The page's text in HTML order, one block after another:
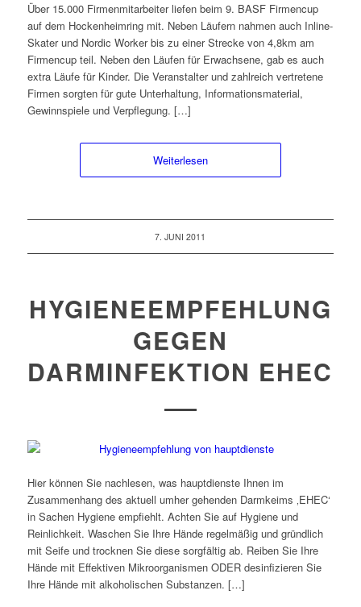
Über 15.000 Firmenmitarbeiter liefen beim 9. BASF Firmencup
auf dem Hockenheimring mit. Neben Läufern nahmen auch Inline-
Skater und Nordic Worker bis zu einer Strecke von 4,8km am
Firmencup teil. Neben den Läufen für Erwachsene, gab es auch
extra Läufe für Kinder. Die Veranstalter und zahlreich vertretene
Firmen sorgten für gute Unterhaltung, Informationsmaterial,
Gewinnspiele und Verpflegung. […]
Weiterlesen
7. JUNI 2011
HYGIENEEMPFEHLUNG
GEGEN
DARMINFEKTION EHEC
Hier können Sie nachlesen, was hauptdienste Ihnen im
Zusammenhang des aktuell umher gehenden Darmkeims ‚EHEC‘
in Sachen Hygiene empfiehlt. Achten Sie auf Hygiene und
Reinlichkeit. Waschen Sie Ihre Hände regelmäßig und gründlich
mit Seife und trocknen Sie diese sorgfältig ab. Reiben Sie Ihre
Hände mit Effektiven Mikroorganismen ODER desinfizieren Sie
Ihre Hände mit alkoholischen Substanzen. […]